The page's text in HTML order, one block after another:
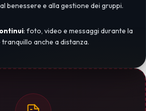
benessere e alla gestione dei gruppi.
: foto, video e messaggi durante la
anche a distanza.